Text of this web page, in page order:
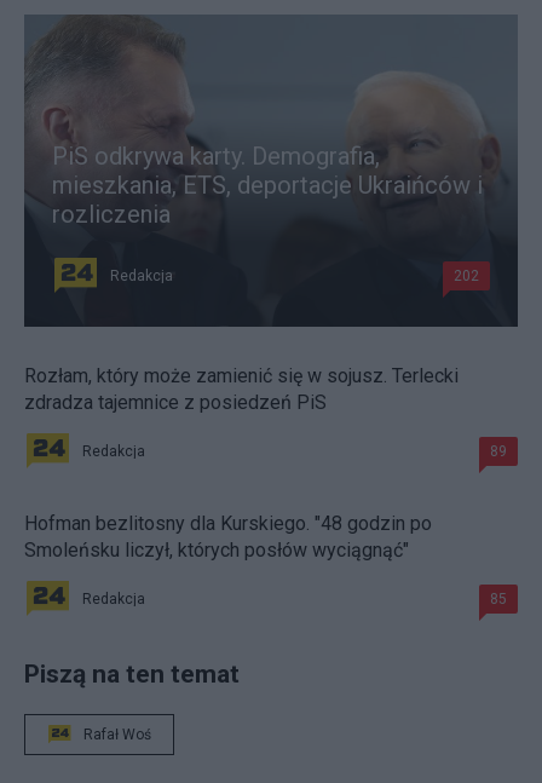
PiS odkrywa karty. Demografia,
mieszkania, ETS, deportacje Ukraińców i
rozliczenia
Redakcja 202
Rozłam, który może zamienić się w sojusz. Terlecki
zdradza tajemnice z posiedzeń PiS
Redakcja 89
Hofman bezlitosny dla Kurskiego. "48 godzin po
Smoleńsku liczył, których posłów wyciągnąć"
Redakcja 85
Piszą na ten temat
Rafał Woś